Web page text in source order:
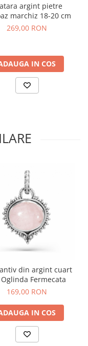
argint pietre
marchiz 18-20 cm
269,00 RON
IN COS
din argint cuart
Fermecata
169,00 RON
IN COS